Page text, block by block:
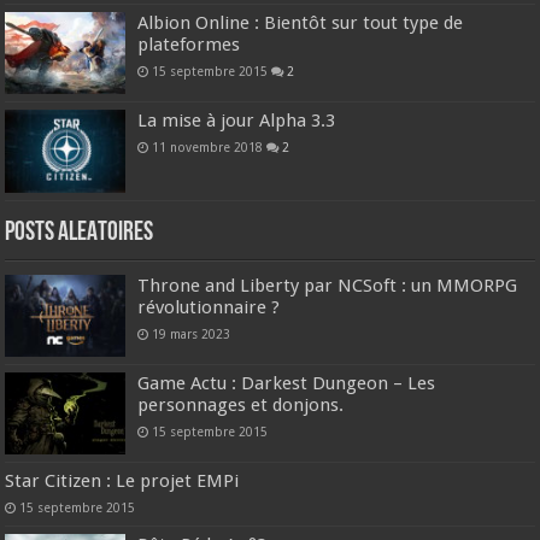
Albion Online : Bientôt sur tout type de
plateformes
15 septembre 2015 2
La mise à jour Alpha 3.3
11 novembre 2018 2
Posts ALEATOIRES
Throne and Liberty par NCSoft : un MMORPG
révolutionnaire ?
19 mars 2023
Game Actu : Darkest Dungeon – Les
personnages et donjons.
15 septembre 2015
Star Citizen : Le projet EMPi
15 septembre 2015